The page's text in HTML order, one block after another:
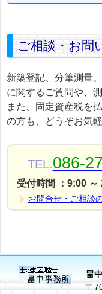
ご相談・お問
新築登記、分筆測量
に関するご質問や、
また、固定資産税を
の方も、どうぞお気
TEL.086-
受付時間 ：9:00 ～
お問合せ・ご相談
畠
〒